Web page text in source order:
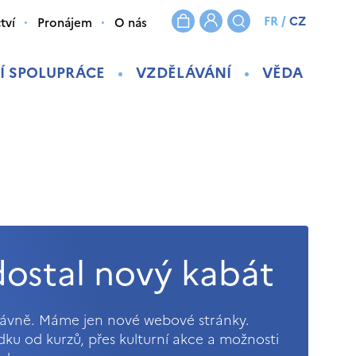
SPOLUPRÁCE VZDĚLÁVÁNÍ VĚDA
Pronájem O nás FR/CZ
nový kabát
Máme jen nové webové stránky.
od kurzů, přes kulturní akce a možnosti